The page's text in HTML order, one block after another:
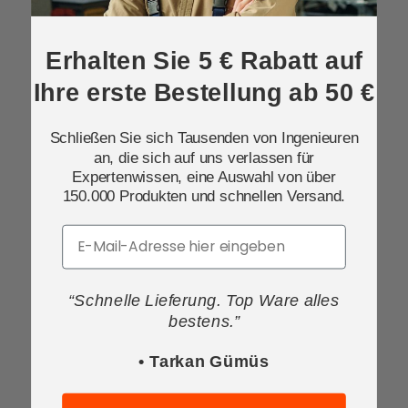
Erhalten Sie 5 € Rabatt auf
Ihre erste Bestellung ab 50 €
Schließen Sie sich Tausenden von Ingenieuren
an, die sich auf uns verlassen für
Expertenwissen, eine Auswahl von über
150.000 Produkten und schnellen Versand.
Email
“Schnelle Lieferung. Top Ware alles
bestens.”
• Tarkan Gümüs